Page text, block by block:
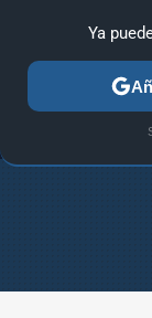
MENÚ
Ya